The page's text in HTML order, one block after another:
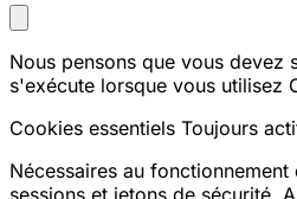
Nous pensons que vous devez
s'exécute lorsque vous utilisez
Cookies essentiels Toujours
Nécessaires au
sessions et jetons de sécurité.